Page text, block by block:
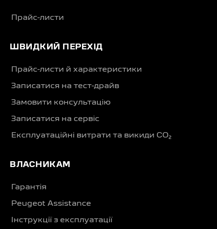
Прайс-листи
ШВИДКИЙ ПЕРЕХІД
Прайс-листи й характеристики
Записатися на тест-драйв
Замовити консультацію
Записатися на сервіс
Експлуатаційні витрати та викиди CO₂
ВЛАСНИКАМ
Гарантія
Peugeot Assistance
Інструкції з експлуатації